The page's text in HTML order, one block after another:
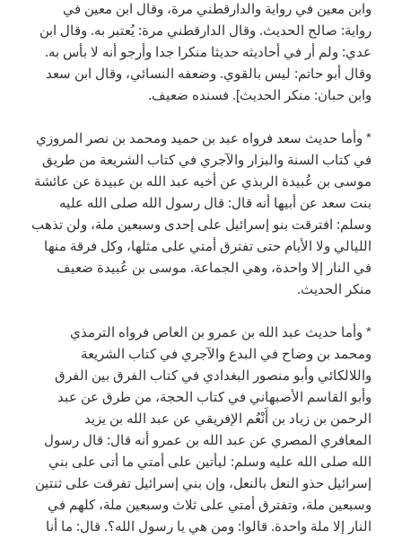
وابن معين في رواية والدارقطني مرة، وقال ابن معين في
رواية: صالح الحديث. وقال الدارقطني مرة: يُعتبر به. وقال ابن
عدي: ولم أر في أحاديثه حديثا منكرا جدا وأرجو أنه لا بأس به.
وقال أبو حاتم: ليس بالقوي. وضعفه النسائي، وقال ابن سعد
وابن حبان: منكر الحديث]. فسنده ضعيف.
* وأما حديث سعد فرواه عبد بن حميد ومحمد بن نصر المروزي
في كتاب السنة والبزار والآجري في كتاب الشريعة من طريق
موسى بن عُبيدة الربذي عن أخيه عبد الله بن عبيدة عن عائشة
بنت سعد عن أبيها أنه قال: قال رسول الله صلى الله عليه
وسلم: افترقت بنو إسرائيل على إحدى وسبعين ملة، ولن تذهب
الليالي ولا الأيام حتى تفترق أمتي على مثلها، وكل فرقة منها
في النار إلا واحدة، وهي الجماعة. موسى بن عُبيدة ضعيف
منكر الحديث.
* وأما حديث عبد الله بن عمرو بن العاص فرواه الترمذي
ومحمد بن وضاح في البدع والآجري في كتاب الشريعة
واللالكائي وأبو منصور البغدادي في كتاب الفرق بين الفرق
وأبو القاسم الأصبهاني في كتاب الحجة، من طرق عن عبد
الرحمن بن زياد بن أَنْعُم الإفريقي عن عبد الله بن يزيد
المعافري المصري عن عبد الله بن عمرو أنه قال: قال رسول
الله صلى الله عليه وسلم: ليأتين على أمتي ما أتى على بني
إسرائيل حذو النعل بالنعل، وإن بني إسرائيل تفرقت على ثنتين
وسبعين ملة، وتفترق أمتي على ثلاث وسبعين ملة، كلهم في
النار إلا ملة واحدة. قالوا: ومن هي يا رسول الله؟. قال: ما أنا